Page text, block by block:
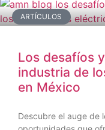
ARTÍCULOS
Los desafíos
industria de
en México
Descubre el auge de